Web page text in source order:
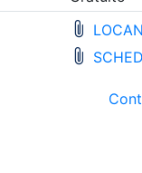
Dettagli evento